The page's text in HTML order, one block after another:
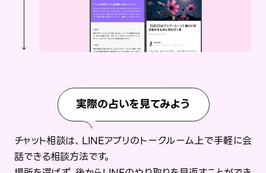
実際の占いを見てみよう
チャット相談は、LINEアプリのトークルーム上で手軽に会
話できる相談方法です。